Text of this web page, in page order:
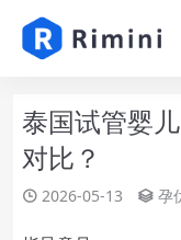
泰国试管婴
对比？
2026-05-13 孕